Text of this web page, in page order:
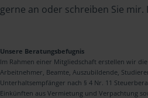
gerne an oder schreiben Sie mir.
Unsere Beratungsbefugnis
Im Rahmen einer Mitgliedschaft erstellen wir
Arbeitnehmer, Beamte, Auszubildende,
Unterhaltsempfänger nach § 4 Nr. 11
Einkünften aus Vermietung und Verpachtung